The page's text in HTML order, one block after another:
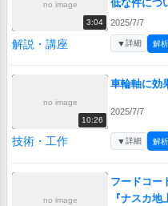
no image
3:04
低な件につ
2025/7/7
解説・講座 ▼詳細 解析
no image
10:26
車輪軸に効
2025/7/7
技術・工作 ▼詳細 解析
no image
フードコー
『ナスカ